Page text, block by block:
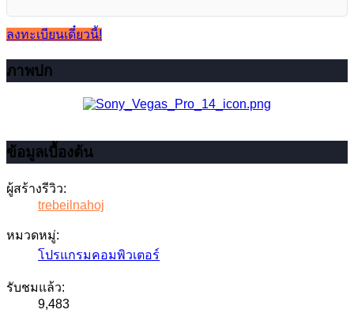
ลงทะเบียนเดี๋ยวนี้!
ภาพปก
ข้อมูลเบื้องต้น
ผู้สร้างรีวิว:
trebeilnahoj
หมวดหมู่:
โปรแกรมคอมพิวเตอร์
รับชมแล้ว:
9,483